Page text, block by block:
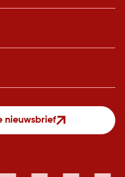
nieuwsbrief